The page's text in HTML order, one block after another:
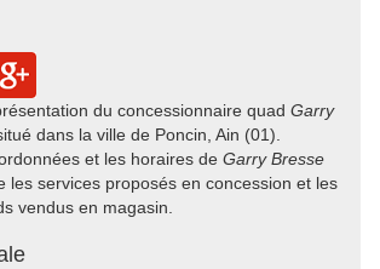
du concessionnaire quad Garry
dans la ville de Poncin, Ain (01).
et les horaires de Garry Bresse
les services proposés en concession et les
vendus en magasin.